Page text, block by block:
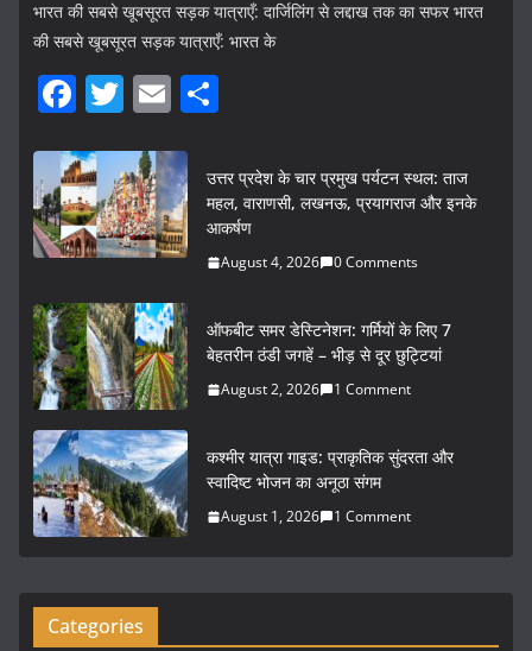
भारत की सबसे खूबसूरत सड़क यात्राएँ: दार्जिलिंग से लद्दाख तक का सफर भारत
की सबसे खूबसूरत सड़क यात्राएँ: भारत के
F
c
e
b
o
k
T
itt
er
E
ai
l
ar
e
उत्तर प्रदेश के चार प्रमुख पर्यटन स्थल: ताज
महल, वाराणसी, लखनऊ, प्रयागराज और इनके
आकर्षण
August 4, 2026 0 Comments
ऑफबीट समर डेस्टिनेशन: गर्मियों के लिए 7
बेहतरीन ठंडी जगहें – भीड़ से दूर छुट्टियां
August 2, 2026 1 Comment
कश्मीर यात्रा गाइड: प्राकृतिक सुंदरता और
स्वादिष्ट भोजन का अनूठा संगम
August 1, 2026 1 Comment
Categories